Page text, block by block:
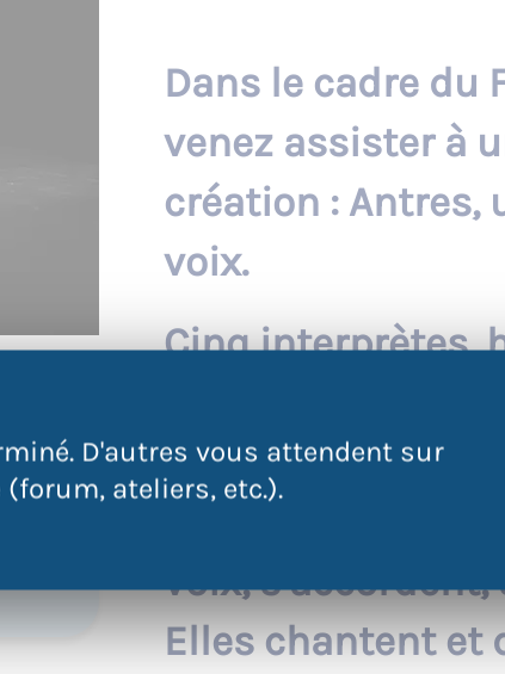
D'autres vous attendent sur
ateliers, etc.).
Dans le cadre du
venez assister à
création : Antres,
voix.
Cinq interprètes,
“nous”. Par un
voix,
Elles chantent et